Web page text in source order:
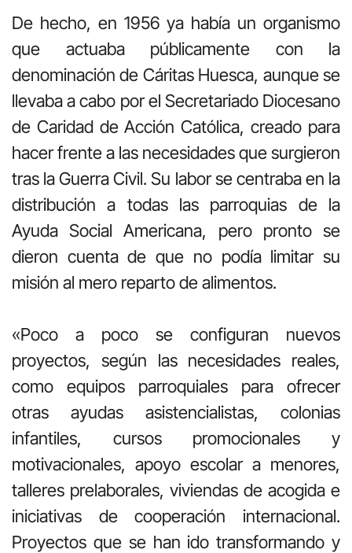
De hecho, en 1956 ya había un organismo
que actuaba públicamente con la
denominación de Cáritas Huesca, aunque se
llevaba a cabo por el Secretariado Diocesano
de Caridad de Acción Católica, creado para
hacer frente a las necesidades que surgieron
tras la Guerra Civil. Su labor se centraba en la
distribución a todas las parroquias de la
Ayuda Social Americana, pero pronto se
dieron cuenta de que no podía limitar su
misión al mero reparto de alimentos.
«Poco a poco se configuran nuevos
proyectos, según las necesidades reales,
como equipos parroquiales para ofrecer
otras ayudas asistencialistas, colonias
infantiles, cursos promocionales y
motivacionales, apoyo escolar a menores,
talleres prelaborales, viviendas de acogida e
iniciativas de cooperación internacional.
Proyectos que se han ido transformando y